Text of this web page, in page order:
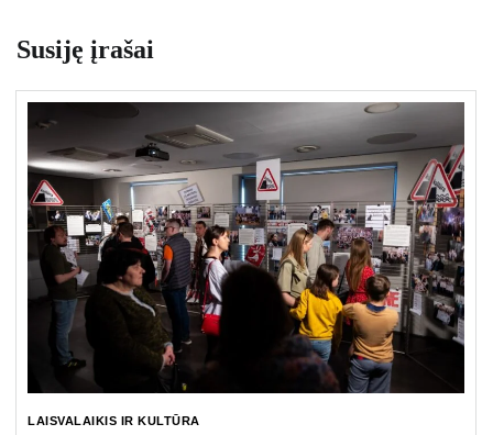
Susiję įrašai
LAISVALAIKIS IR KULTŪRA